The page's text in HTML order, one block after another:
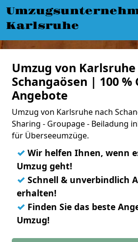
Karlsruhe
Umzug von Karlsruhe
Schangaösen | 100 %
Angebote
Umzug von Karlsruhe nach
Sharing - Groupage - Beiladung
für Überseeumzüge.
✓ Wir helfen Ihnen, wenn
Umzug geht!
✓ Schnell & unverbindlich
erhalten!
✓ Finden Sie das beste
Umzug!